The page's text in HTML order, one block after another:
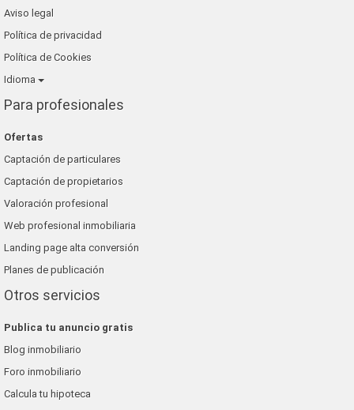
Aviso legal
Política de privacidad
Política de Cookies
Idioma
Para profesionales
Ofertas
Captación de particulares
Captación de propietarios
Valoración profesional
Web profesional inmobiliaria
Landing page alta conversión
Planes de publicación
Otros servicios
Publica tu anuncio gratis
Blog inmobiliario
Foro inmobiliario
Calcula tu hipoteca